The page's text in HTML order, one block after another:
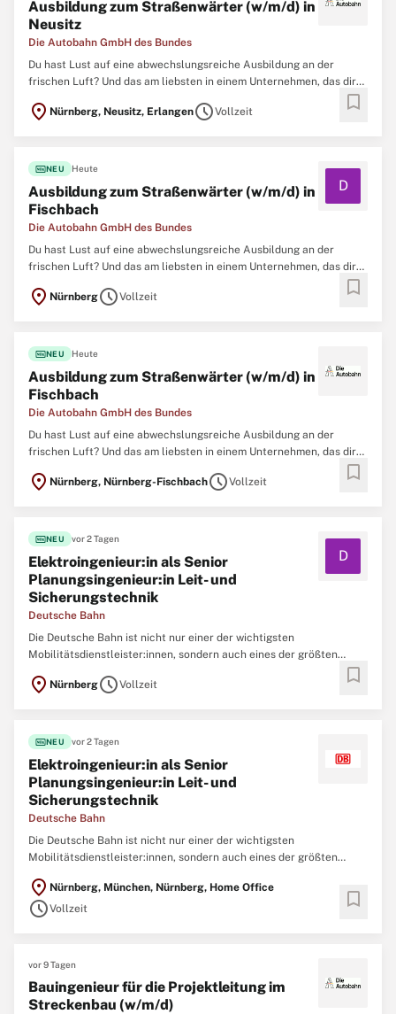
Ausbildung zum Straßenwärter (w/m/d) in
Neusitz
Die Autobahn GmbH des Bundes
Du hast Lust auf eine abwechslungsreiche Ausbildung an der
frischen Luft? Und das am liebsten in einem Unternehmen, das dir
jede Menge Benefits rund um eine gute Ausbildung bietet? Dann
werde Teil unseres Teams und trage dazu bei, das 4. längste
location_on Nürnberg, Neusitz, ErlangenscheduleVollzeit bookmark
fiber_newNEU Heute
Ausbildung zum Straßenwärter (w/m/d) in
Fischbach
Die Autobahn GmbH des Bundes
D
Du hast Lust auf eine abwechslungsreiche Ausbildung an der
frischen Luft? Und das am liebsten in einem Unternehmen, das dir
jede Menge Benefits rund um eine gute Ausbildung bietet? Dann
werde Teil unseres Teams und trage dazu bei, das 4. längste
location_on NürnbergscheduleVollzeit bookmark
fiber_newNEU Heute
Ausbildung zum Straßenwärter (w/m/d) in
Fischbach
Die Autobahn GmbH des Bundes
Du hast Lust auf eine abwechslungsreiche Ausbildung an der
frischen Luft? Und das am liebsten in einem Unternehmen, das dir
jede Menge Benefits rund um eine gute Ausbildung bietet? Dann
werde Teil unseres Teams und trage dazu bei, das 4. längste
location_on Nürnberg, Nürnberg-FischbachscheduleVollzeit bookmark
fiber_newNEU vor 2 Tagen
Elektroingenieur:in als Senior
Planungsingenieur:in Leit- und
Sicherungstechnik
Deutsche Bahn
D
Die Deutsche Bahn ist nicht nur einer der wichtigsten
Mobilitätsdienstleister:innen, sondern auch eines der größten
Ingenieurbüros Deutschlands. Um neue Brücken, Tunnel, Bahnhöfe,
Gleise und Signalanlagen zu realisieren und nachhaltig instand zu
location_on NürnbergscheduleVollzeit bookmark
fiber_newNEU vor 2 Tagen
Elektroingenieur:in als Senior
Planungsingenieur:in Leit- und
Sicherungstechnik
Deutsche Bahn
Die Deutsche Bahn ist nicht nur einer der wichtigsten
Mobilitätsdienstleister:innen, sondern auch eines der größten
Gleise und Signalanlagen zu realisieren und nachhaltig instand zu
halten, arbeiten aktuell mehr als 10.000
location_on Nürnberg, München, Nürnberg, Home Office
scheduleVollzeit bookmark
vor 9 Tagen
Bauingenieur für die Projektleitung im
Streckenbau (w/m/d)